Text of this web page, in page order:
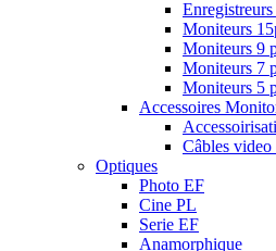
Moniteurs
Moniteurs 9
Moniteurs 7
Moniteurs 5
Accessoires
Câbles
Optiques
Photo EF
Cine PL
Serie EF
Anamorphique